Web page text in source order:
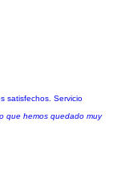
satisfechos. Servicio
que hemos quedado muy